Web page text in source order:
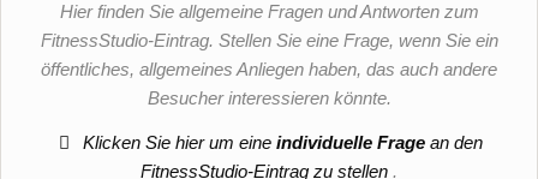
Hier finden Sie allgemeine Fragen und Antworten zum
FitnessStudio-Eintrag. Stellen Sie eine Frage, wenn Sie ein
öffentliches, allgemeines Anliegen haben, das auch andere
Besucher interessieren könnte.
Klicken Sie hier um eineindividuelle Frage an den
FitnessStudio-Eintrag zu stellen .